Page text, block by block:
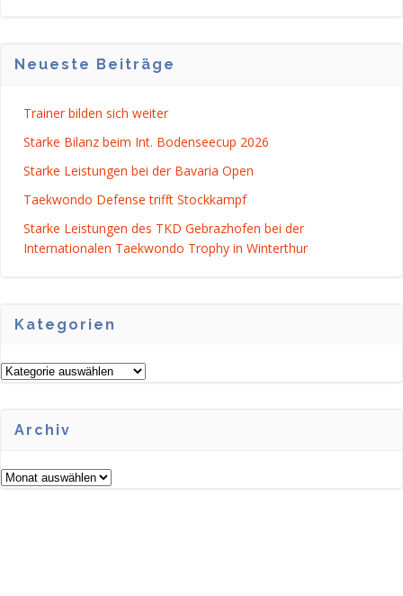
Neueste Beiträge
Trainer bilden sich weiter
Starke Bilanz beim Int. Bodenseecup 2026
Starke Leistungen bei der Bavaria Open
Taekwondo Defense trifft Stockkampf
Starke Leistungen des TKD Gebrazhofen bei der
Internationalen Taekwondo Trophy in Winterthur
Kategorien
Kategorien
Archiv
Archiv